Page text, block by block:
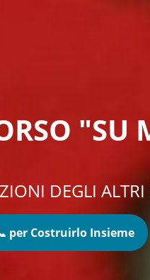
"SU
DEGLI
per Costruirlo Insieme